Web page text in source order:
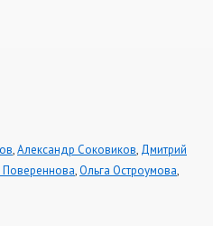
,Александр Соковиков, Дмитрий
,Ольга Остроумова,